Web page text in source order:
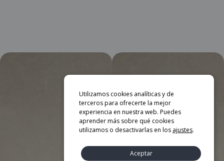
Utilizamos cookies analíticas y de
terceros para ofrecerte la mejor
experiencia en nuestra web. Puedes
aprender más sobre qué cookies
utilizamos o desactivarlas en los ajustes.
Aceptar